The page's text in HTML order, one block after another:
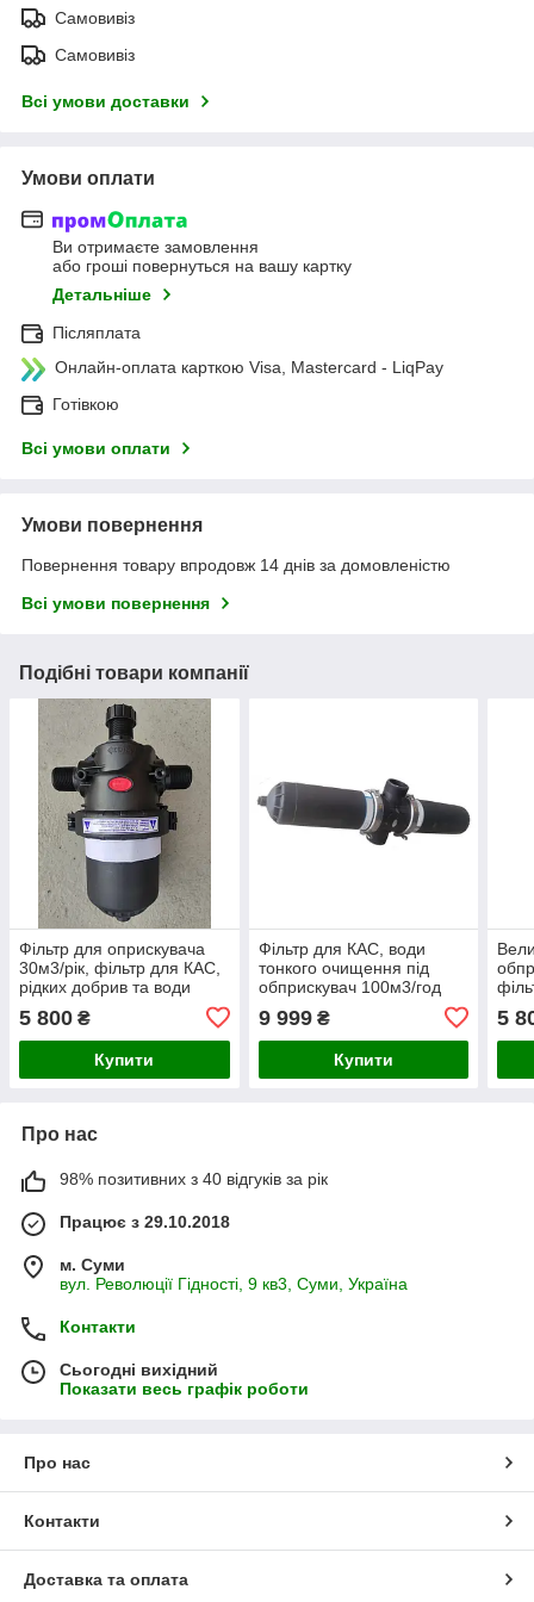
Самовивіз
Самовивіз
Всі умови доставки
Умови оплати
Ви отримаєте замовлення
або гроші повернуться на вашу картку
Детальніше
Післяплата
Онлайн-оплата карткою Visa, Mastercard - LiqPay
Готівкою
Всі умови оплати
Умови повернення
Повернення товару впродовж 14 днів за домовленістю
Всі умови повернення
Подібні товари компанії
Фільтр для оприскувача
30м3/рік, фільтр для КАС,
рідких добрив та води
5 800 ₴
Купити
Фільтр для КАС, води
тонкого очищення під
обприскувач 100м3/год
9 999₴
Купити
5
Про нас
98% позитивних з 40 відгуків за рік
Працює з 29.10.2018
м. Суми
вул. Революції Гідності, 9 кв3, Суми, Україна
Контакти
Сьогодні вихідний
Показати весь графік роботи
Про нас
Контакти
Доставка та оплата